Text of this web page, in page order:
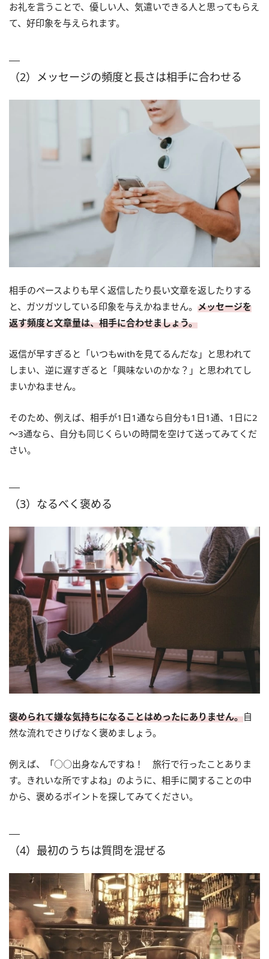
お礼を言うことで、優しい人、気遣いできる人と思ってもらえ
て、好印象を与えられます。
（2）メッセージの頻度と長さは相手に合わせる
相手のペースよりも早く返信したり長い文章を返したりする
と、ガツガツしている印象を与えかねません。 メッセージを
返す頻度と文章量は、相手に合わせましょう。
返信が早すぎると「いつもwithを見てるんだな」と思われて
しまい、逆に遅すぎると「興味ないのかな？」と思われてし
まいかねません。
そのため、例えば、相手が1日1通なら自分も1日1通、1日に2
～3通なら、自分も同じくらいの時間を空けて送ってみてくだ
さい。
（3）なるべく褒める
褒められて嫌な気持ちになることはめったにありません。自
然な流れでさりげなく褒めましょう。
例えば、「○○出身なんですね！ 旅行で行ったことありま
す。きれいな所ですよね」のように、相手に関することの中
から、褒めるポイントを探してみてください。
（4）最初のうちは質問を混ぜる